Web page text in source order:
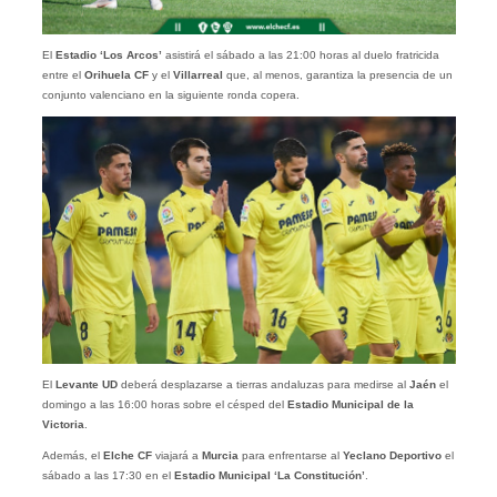
El Estadio ‘Los Arcos’ asistirá el sábado a las 21:00 horas al duelo fratricida
entre el Orihuela CF y el Villarreal que, al menos, garantiza la presencia de un
conjunto valenciano en la siguiente ronda copera.
El Levante UDdeberá desplazarse a tierras andaluzas para medirse al Jaénel
domingo a las 16:00 horas sobre el césped del Estadio Municipal de la
Victoria
Además, el Elche CFviajará a Murcia para enfrentarse al Yeclano Deportivoel
sábado a las 17:30 en el Estadio Municipal ‘La Constitución’